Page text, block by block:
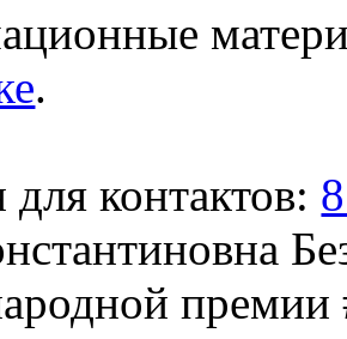
.
контактов: